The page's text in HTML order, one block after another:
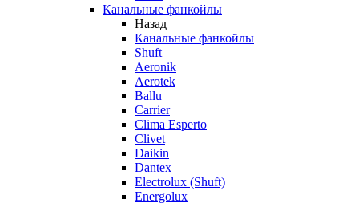
Канальные фанкойлы
Назад
Канальные фанкойлы
Shuft
Aeronik
Aerotek
Ballu
Carrier
Clima Esperto
Clivet
Daikin
Dantex
Electrolux (Shuft)
Energolux